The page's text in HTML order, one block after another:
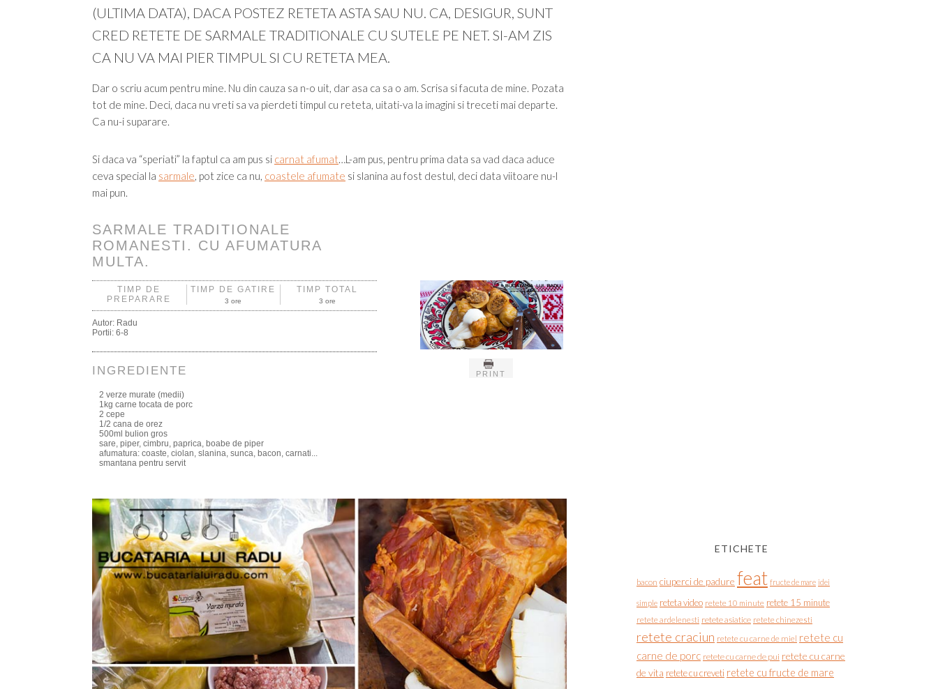
(ULTIMA DATA), DACA POSTEZ RETETA ASTA SAU NU. CA, DESIGUR, SUNT
CRED RETETE DE SARMALE TRADITIONALE CU SUTELE PE NET. SI-AM ZIS
CA NU VA MAI PIER TIMPUL SI CU RETETA MEA.
Dar o scriu acum pentru mine. Nu din cauza sa n-o uit, dar asa ca sa o am. Scrisa si facuta de mine. Pozata
tot de mine. Deci, daca nu vreti sa va pierdeti timpul cu reteta, uitati-va la imagini si treceti mai departe.
Ca nu-i suparare.
Si daca va “speriati” la faptul ca am pus si carnat afumat…L-am pus, pentru prima data sa vad daca aduce
ceva special la sarmale, pot zice ca nu, coastele afumate si slanina au fost destul, deci data viitoare nu-l
mai pun.
SARMALE TRADITIONALE
ROMANESTI. CU AFUMATURA
MULTA.
PRINT
TIMP DE
PREPARARE
TIMP DE GATIRE
3 ore
TIMP TOTAL
3 ore
Autor: Radu
Portii: 6-8
INGREDIENTE
2 verze murate (medii)
1kg carne tocata de porc
2 cepe
1/2 cana de orez
500ml bulion gros
sare, piper, cimbru, paprica, boabe de piper
afumatura: coaste, ciolan, slanina, sunca, bacon, carnati...
smantana pentru servit
ETICHETE
bacon ciuperci de padure feat fructe de mare idei
simple reteta video retete 10 minute retete 15 minute
retete ardelenesti retete asiatice retete chinezesti
retete craciun retete cu carne de miel retete cu
carne de porc retete cu carne de pui retete cu carne
de vita retete cu creveti retete cu fructe de mare